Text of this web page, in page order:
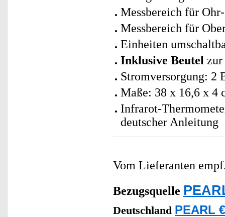
Messbereich für
Messbereich für
Einheiten
Inklusive Beutel
Stromversorgung: 2
Maße: 38 x 16,6 x 4
Infrarot-
deutscher Anleitung
Vom Lieferanten
Bezugsquelle
Deutschland PEARL